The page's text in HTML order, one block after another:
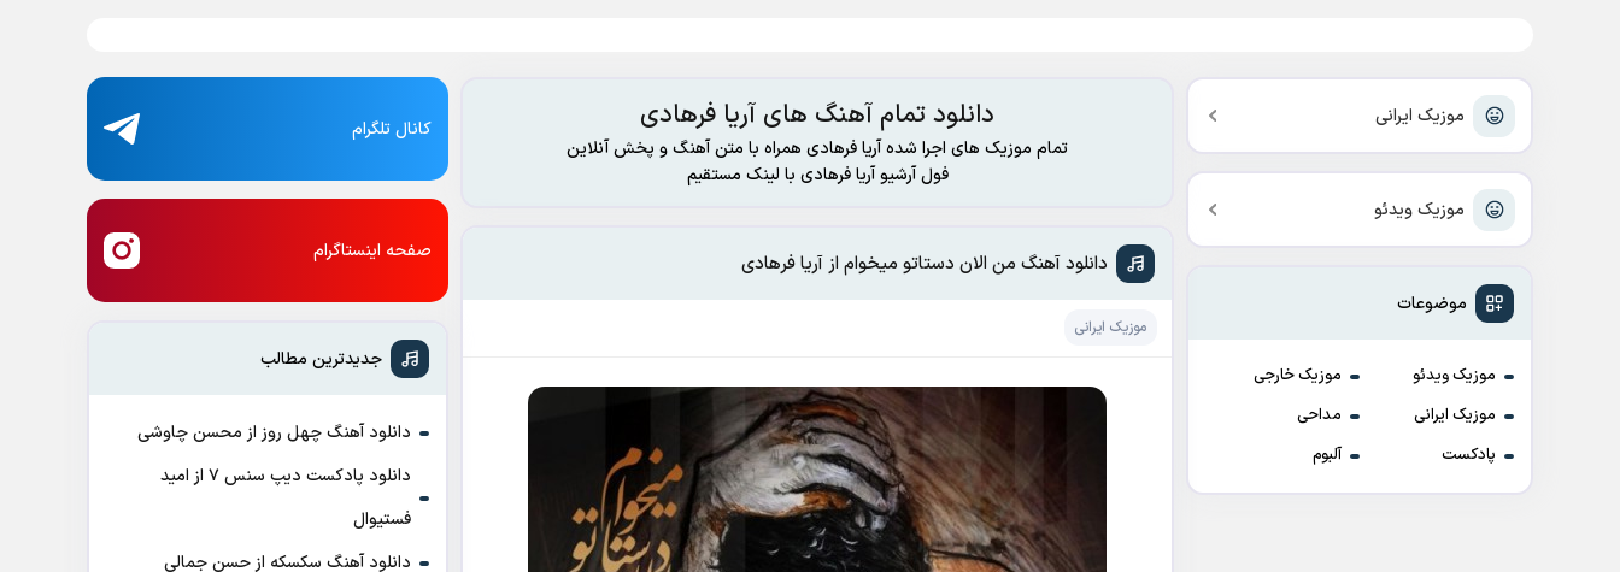
موزیک ایرانی
موزیک ویدئو
موضوعات
موزیک ویدئو
موزیک خارجی
موزیک ایرانی
مداحی
پادکست
آلبوم
دانلود تمام آهنگ های آریا فرهادی
تمام موزیک های اجرا شده آریا فرهادی همراه با متن آهنگ و پخش آنلاین
فول آرشیو آریا فرهادی با لینک مستقیم
دانلود آهنگ من الان دستاتو میخوام از آریا فرهادی
موزیک ایرانی
کانال تلگرام
صفحه اینستاگرام
جدیدترین مطالب
دانلود آهنگ چهل روز از محسن چاوشی
دانلود پادکست ديپ سنس ۷ از اميد
فستيوال
دانلود آهنگ سکسکه از حسن جمالی